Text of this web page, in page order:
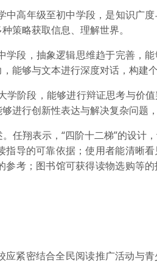
高年级至初中学段，是知识广
策略获取信息、理解世界。
段，抽象逻辑思维趋于完善，
能够与文本进行深度对话，构建
阶段，能够进行辩证思考与价
进行创新性表达与解决复杂问题
任翔表示，“四阶十二梯”的设计
导的可靠依据；使用者能清晰
考；图书馆可获得读物选购等
紧密结合全民阅读推广活动与